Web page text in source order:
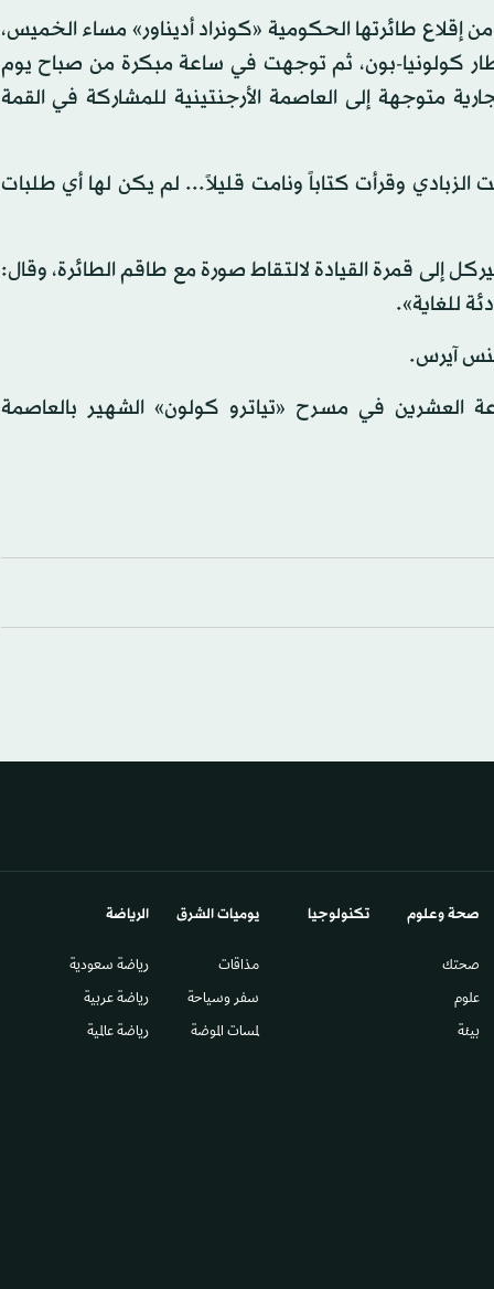
طائرتها الحكومية «كونراد أديناور» مساء الخميس،
بون، ثم توجهت في ساعة مبكرة من صباح يوم
متوجهة إلى العاصمة الأرجنتينية للمشاركة في القمة
الزبادي وقرأت كتاباً ونامت قليلاً... لم يكن لها أي طلبات
قمرة القيادة لالتقاط صورة مع طاقم الطائرة، وقال:
للغاية».
آيرس.
في مسرح «تياترو كولون» الشهير بالعاصمة
صحة وعلوم
صحتك
علوم
بيئة
تكنولوجيا يوميات الشرق​
مذاقات
سفر وسياحة
لمسات الموضة
الرياضة
رياضة سعودية
رياضة عربية
رياضة عالمية